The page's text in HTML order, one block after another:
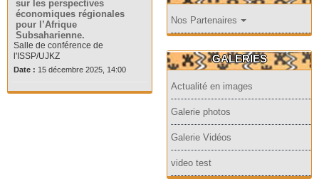
sur les perspectives
économiques régionales
pour l’Afrique
Subsaharienne.
Salle de conférence de
l'ISSP/UJKZ
Date : 15 décembre 2025, 14:00
Nos Partenaires
GALERIES
Actualité en images
Galerie photos
Galerie Vidéos
video test